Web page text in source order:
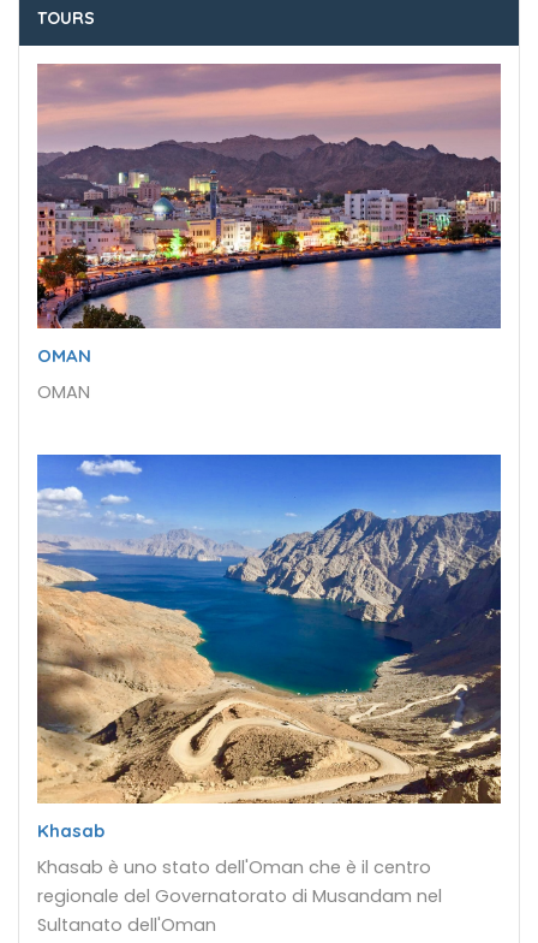
TOURS
OMAN
OMAN
Khasab
Khasab è uno stato dell'Oman che è il centro
regionale del Governatorato di Musandam nel
Sultanato dell'Oman